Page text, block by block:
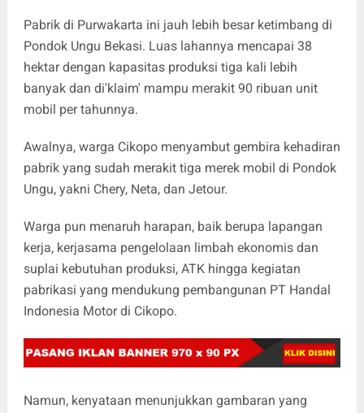
Pabrik di Purwakarta ini jauh lebih besar ketimbang di
Pondok Ungu Bekasi. Luas lahannya mencapai 38
hektar dengan kapasitas produksi tiga kali lebih
banyak dan di'klaim' mampu merakit 90 ribuan unit
mobil per tahunnya.
Awalnya, warga Cikopo menyambut gembira kehadiran
pabrik yang sudah merakit tiga merek mobil di Pondok
Ungu, yakni Chery, Neta, dan Jetour.
Warga pun menaruh harapan, baik berupa lapangan
kerja, kerjasama pengelolaan limbah ekonomis dan
suplai kebutuhan produksi, ATK hingga kegiatan
pabrikasi yang mendukung pembangunan PT Handal
Indonesia Motor di Cikopo.
Namun, kenyataan menunjukkan gambaran yang